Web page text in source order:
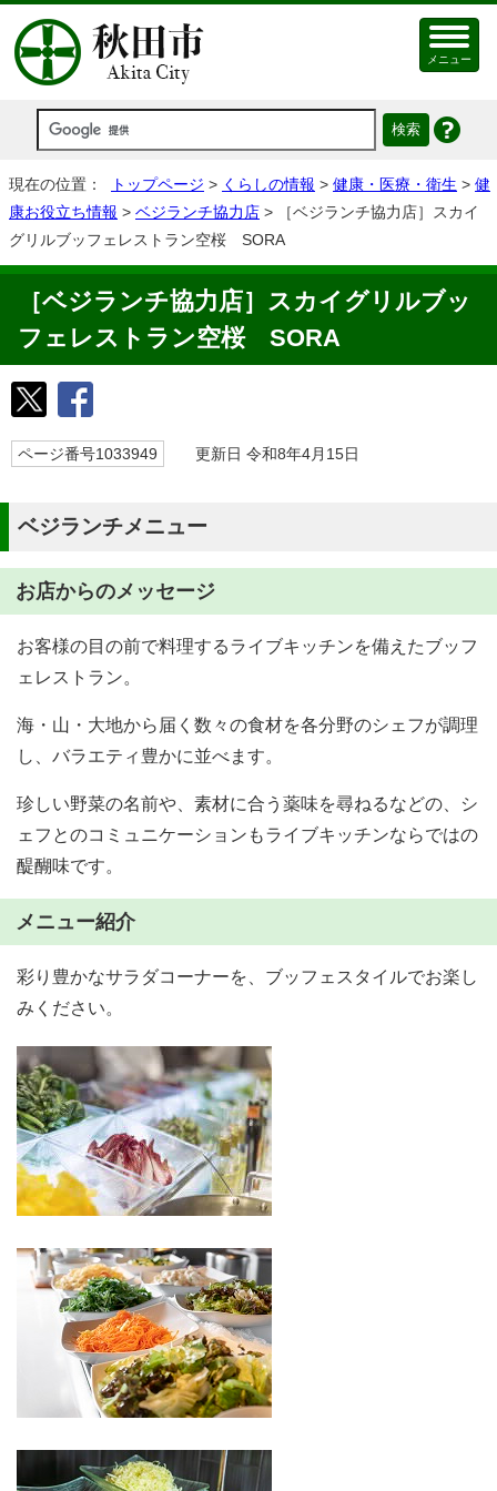
メニュー
現在の位置： トップページ > くらしの情報 > 健康・医療・衛生 > 健
康お役立ち情報 > ベジランチ協力店 > ［ベジランチ協力店］スカイ
グリルブッフェレストラン空桜 SORA
［ベジランチ協力店］スカイグリルブッ
フェレストラン空桜 SORA
ページ番号1033949 更新日 令和8年4月15日
ベジランチメニュー
お店からのメッセージ
お客様の目の前で料理するライブキッチンを備えたブッフ
ェレストラン。
海・山・大地から届く数々の食材を各分野のシェフが調理
し、バラエティ豊かに並べます。
珍しい野菜の名前や、素材に合う薬味を尋ねるなどの、シ
ェフとのコミュニケーションもライブキッチンならではの
醍醐味です。
メニュー紹介
彩り豊かなサラダコーナーを、ブッフェスタイルでお楽し
みください。